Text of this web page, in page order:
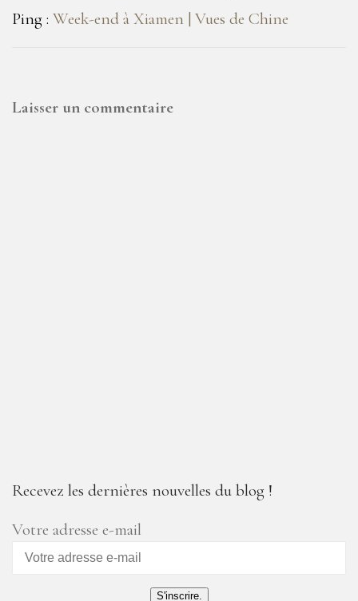
Ping : Week-end à Xiamen | Vues de Chine
Laisser un commentaire
Recevez les dernières nouvelles du blog !
Votre adresse e-mail
S'inscrire.